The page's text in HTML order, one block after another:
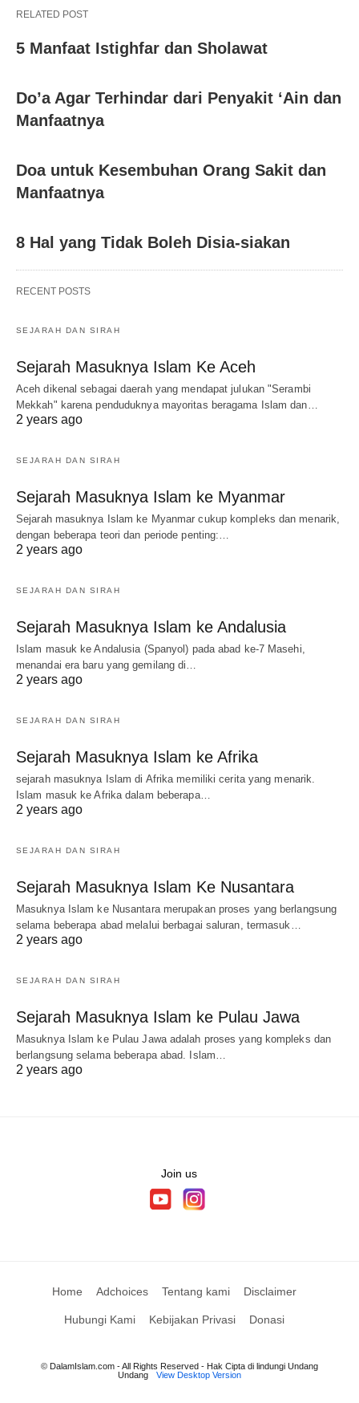
RELATED POST
5 Manfaat Istighfar dan Sholawat
Do’a Agar Terhindar dari Penyakit ‘Ain dan
Manfaatnya
Doa untuk Kesembuhan Orang Sakit dan
Manfaatnya
8 Hal yang Tidak Boleh Disia-siakan
RECENT POSTS
SEJARAH DAN SIRAH
Sejarah Masuknya Islam Ke Aceh
Aceh dikenal sebagai daerah yang mendapat julukan "Serambi
Mekkah" karena penduduknya mayoritas beragama Islam dan…
2 years ago
SEJARAH DAN SIRAH
Sejarah Masuknya Islam ke Myanmar
Sejarah masuknya Islam ke Myanmar cukup kompleks dan menarik,
dengan beberapa teori dan periode penting:…
2 years ago
SEJARAH DAN SIRAH
Sejarah Masuknya Islam ke Andalusia
Islam masuk ke Andalusia (Spanyol) pada abad ke-7 Masehi,
menandai era baru yang gemilang di…
2 years ago
SEJARAH DAN SIRAH
Sejarah Masuknya Islam ke Afrika
sejarah masuknya Islam di Afrika memiliki cerita yang menarik.
Islam masuk ke Afrika dalam beberapa…
2 years ago
SEJARAH DAN SIRAH
Sejarah Masuknya Islam Ke Nusantara
Masuknya Islam ke Nusantara merupakan proses yang berlangsung
selama beberapa abad melalui berbagai saluran, termasuk…
2 years ago
SEJARAH DAN SIRAH
Sejarah Masuknya Islam ke Pulau Jawa
Masuknya Islam ke Pulau Jawa adalah proses yang kompleks dan
berlangsung selama beberapa abad. Islam…
2 years ago
Join us
Home Adchoices Tentang kami Disclaimer
Hubungi Kami Kebijakan Privasi Donasi
© DalamIslam.com - All Rights Reserved - Hak Cipta di lindungi Undang
Undang
View Desktop Version